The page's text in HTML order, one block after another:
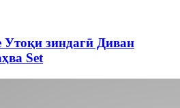
Утоқи зиндагӣ Диван
Set